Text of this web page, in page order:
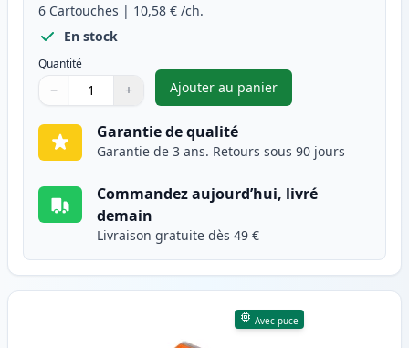
6 Cartouches | 10,58 € /ch.
En stock
Quantité
Quantité
Utilisez les boutons pour ajuster
− +
Quantité
Ajouter au panier
,Pack de 6 Canon PGI-
Garantie de qualité
Garantie de 3 ans. Retours sous 90 jours
Commandez aujourd’hui, livré
demain
Livraison gratuite dès 49 €
Avec puce